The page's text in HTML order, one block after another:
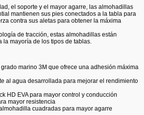
el soporte y el mayor agarre, las almohadillas
mantienen sus pies conectados a la tabla para
contra sus aletas para obtener la máxima
de tracción, estas almohadillas están
mayoría de los tipos de tablas.
marino 3M que ofrece una adhesión máxima
al agua desarrollada para mejorar el rendimiento
HD EVA para mayor control y conducción
mayor resistencia
cuadradas para mayor agarre